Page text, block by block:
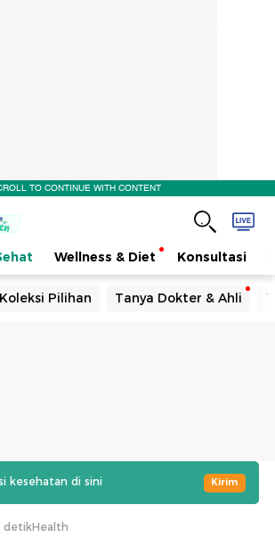
TO CONTINUE WITH CONTENT
Wellness & Diet Konsultasi
Koleksi Pilihan Tanya Dokter & Ahli
kesehatan di sini Kirim
detikHealth